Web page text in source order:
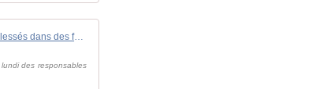
Guerre en Ukraine : plus de 30 blessés dans des frappes nocturnes russes * FRANCE 24
des responsables